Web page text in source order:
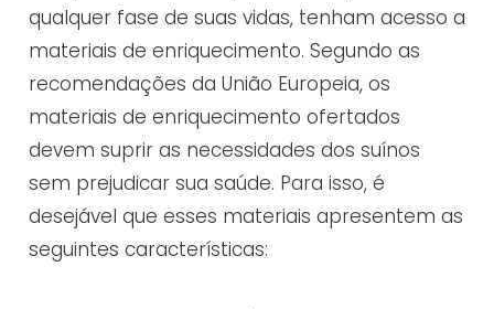
qualquer fase de suas vidas, tenham acesso a
materiais de enriquecimento. Segundo as
recomendações da União Europeia, os
materiais de enriquecimento ofertados
devem suprir as necessidades dos suínos
sem prejudicar sua saúde. Para isso, é
desejável que esses materiais apresentem as
seguintes características: